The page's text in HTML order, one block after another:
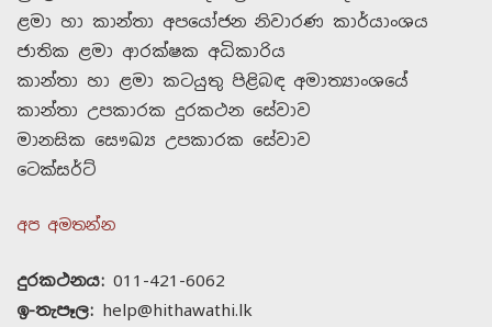
ළමා හා කාන්තා අපයෝජන නිවාරණ කාර්යාංශය
ජාතික ළමා ආරක්ෂක අධිකාරිය
කාන්තා හා ළමා කටයුතු පිළිබඳ අමාත්‍යාංශයේ
කාන්තා උපකාරක දුරකථන සේවාව
මානසික සෞඛ්‍ය උපකාරක සේවාව
ටෙක්සර්ට්
අප අමතන්න
දුරකථනය: 011-421-6062
ඉ-තැපෑල: help@hithawathi.lk